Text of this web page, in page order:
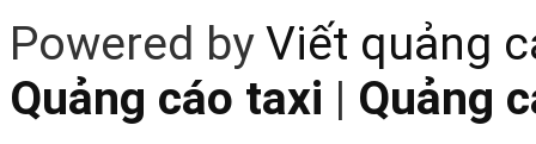
Powered byViết quảng
Quảng cáo taxi | Quảng